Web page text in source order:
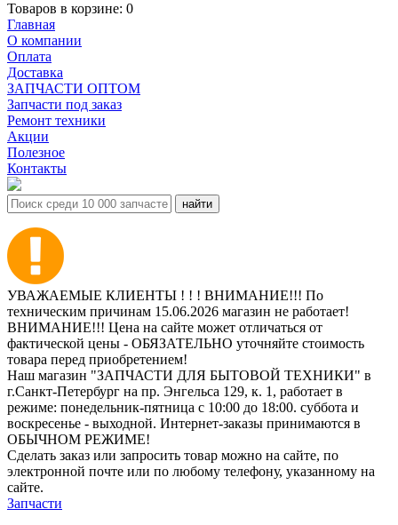
Товаров в корзине: 0
Главная
О компании
Оплата
Доставка
ЗАПЧАСТИ ОПТОМ
Запчасти под заказ
Ремонт техники
Акции
Полезное
Контакты
УВАЖАЕМЫЕ КЛИЕНТЫ ! ! ! ВНИМАНИЕ!!! По
техническим причинам 15.06.2026 магазин не работает!
ВНИМАНИЕ!!! Цена на сайте может отличаться от
фактической цены - ОБЯЗАТЕЛЬНО уточняйте стоимость
товара перед приобретением!
Наш магазин "ЗАПЧАСТИ ДЛЯ БЫТОВОЙ ТЕХНИКИ" в
г.Санкт-Петербург на пр. Энгельса 129, к. 1, работает в
режиме: понедельник-пятница с 10:00 до 18:00. суббота и
воскресенье - выходной. Интернет-заказы принимаются в
ОБЫЧНОМ РЕЖИМЕ!
Сделать заказ или запросить товар можно на сайте, по
электронной почте или по любому телефону, указанному на
сайте.
Запчасти